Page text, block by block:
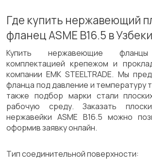
Где купить нержавеющий
фланец ASME B16.5 в
Купить нержавеющие
комплектацией крепежом и
компании EMK STEELTRADE. Мы
фланца под давление и температуру
также подбор марки стали
рабочую среду. Заказать
нержавейки ASME B16.5 можно
оформив заявку онлайн.
Тип соединительной поверхности: